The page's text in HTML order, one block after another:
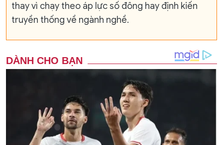
thay vì chạy theo áp lực số đông hay định kiến
truyền thống về ngành nghề.